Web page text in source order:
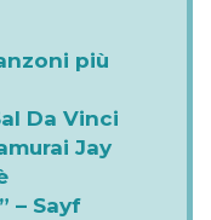
più
Da Vinci
Jay
– Sayf